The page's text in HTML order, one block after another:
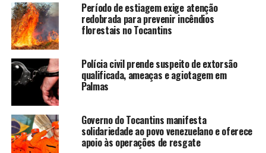
Período de estiagem exige atenção
redobrada para prevenir incêndios
florestais no Tocantins
Polícia civil prende suspeito de extorsão
qualificada, ameaças e agiotagem em
Palmas
Governo do Tocantins manifesta
solidariedade ao povo venezuelano e oferece
apoio às operações de resgate